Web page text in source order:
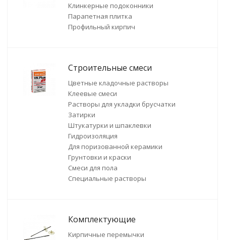
Клинкерные подоконники
Парапетная плитка
Профильный кирпич
Строительные смеси
Цветные кладочные растворы
Клеевые смеси
Растворы для укладки брусчатки
Затирки
Штукатурки и шпаклевки
Гидроизоляция
Для поризованной керамики
Грунтовки и краски
Смеси для пола
Специальные растворы
Комплектующие
Кирпичные перемычки